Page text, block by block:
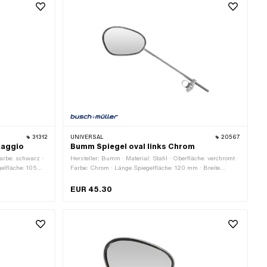
31312
schwarz ·
105
UNIVERSAL 20567
Bumm Spiegel oval links Chrom
Hersteller: Bumm · Material: Stahl · Oberfläche: verchromt ·
Farbe: Chrom · Länge Spiegelfläche: 120 mm · Breite
Spiegelstange: 290 mm · Gewindegrösse: M8 ·
EUR 45.30